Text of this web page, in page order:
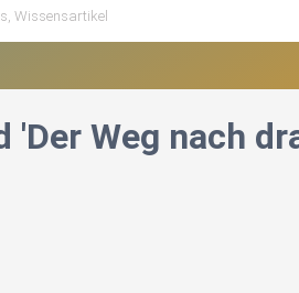
'Der Weg nach